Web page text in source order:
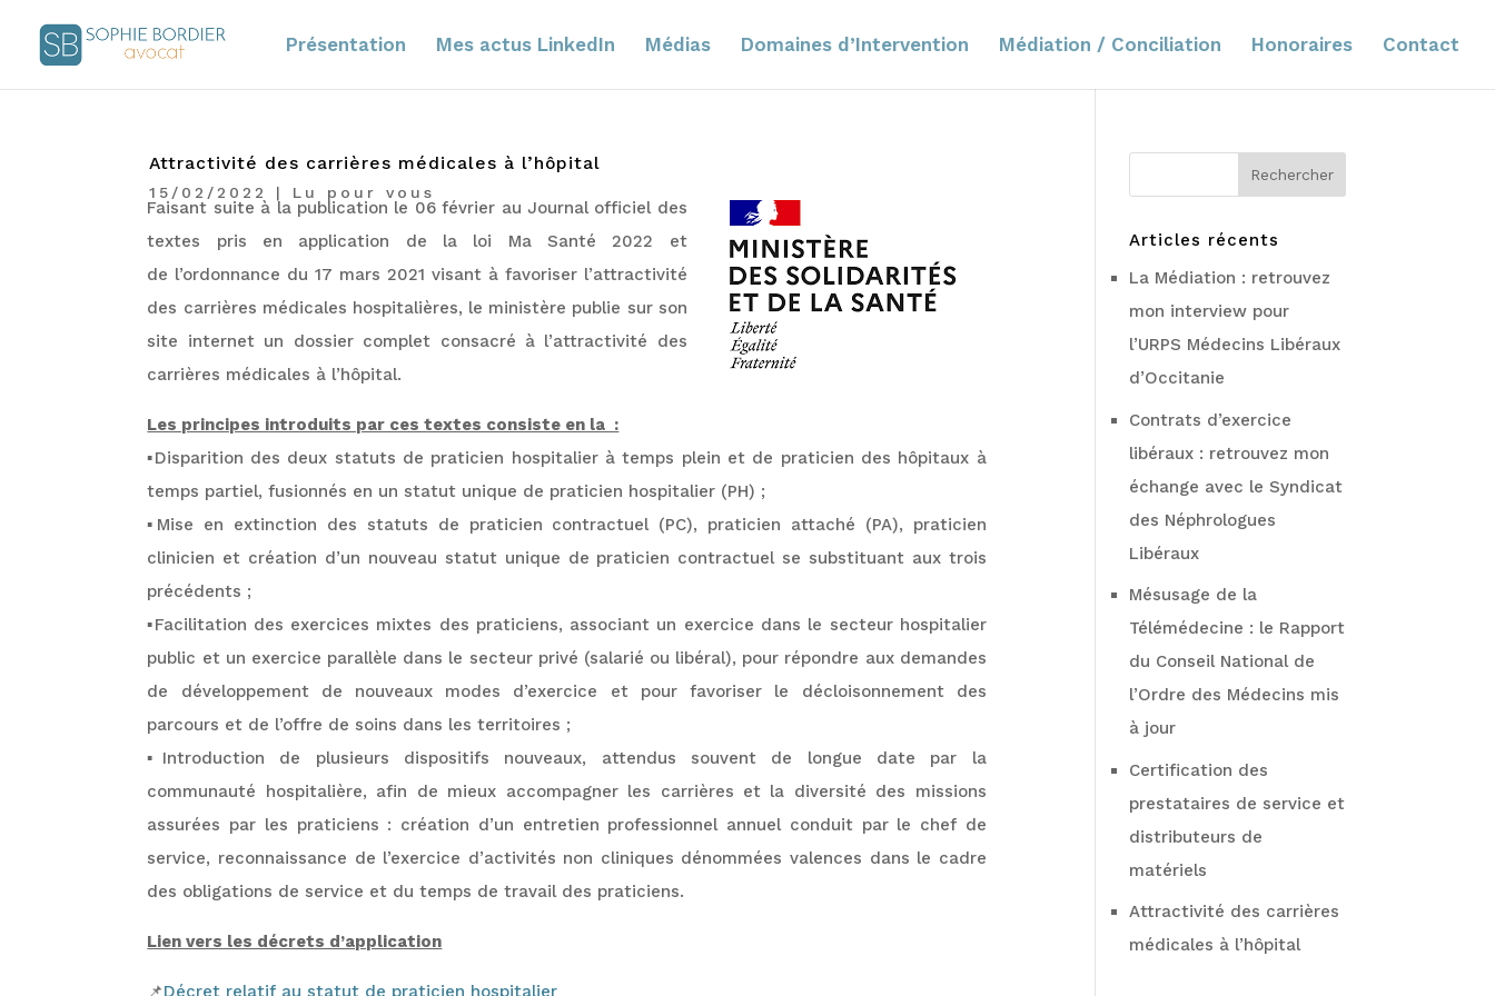
Présentation Mes actus LinkedIn Médias Domaines d’Intervention Médiation / Conciliation Honoraires Contact
Attractivité des carrières médicales à l’hôpital
15/02/2022 | Lu pour vous
Faisant suite à la publication le 06 février au Journal officiel des
textes pris en application de la loi Ma Santé 2022 et
de l’ordonnance du 17 mars 2021 visant à favoriser l’attractivité
des carrières médicales hospitalières, le ministère publie sur son
site internet un dossier complet consacré à l’attractivité des
carrières médicales à l’hôpital.
Les principes introduits par ces textes consiste en la :
▪️Disparition des deux statuts de praticien hospitalier à temps plein et de praticien des hôpitaux à
temps partiel, fusionnés en un statut unique de praticien hospitalier (PH) ;
▪️Mise en extinction des statuts de praticien contractuel (PC), praticien attaché (PA), praticien
clinicien et création d’un nouveau statut unique de praticien contractuel se substituant aux trois
précédents ;
▪️Facilitation des exercices mixtes des praticiens, associant un exercice dans le secteur hospitalier
public et un exercice parallèle dans le secteur privé (salarié ou libéral), pour répondre aux demandes
de développement de nouveaux modes d’exercice et pour favoriser le décloisonnement des
parcours et de l’offre de soins dans les territoires ;
▪️Introduction de plusieurs dispositifs nouveaux, attendus souvent de longue date par la
communauté hospitalière, afin de mieux accompagner les carrières et la diversité des missions
assurées par les praticiens : création d’un entretien professionnel annuel conduit par le chef de
service, reconnaissance de l’exercice d’activités non cliniques dénommées valences dans le cadre
des obligations de service et du temps de travail des praticiens.
Lien vers les décrets d’application
📌Décret relatif au statut de praticien hospitalier
Articles récents
La Médiation : retrouvez
mon interview pour
l’URPS Médecins Libéraux
d’Occitanie
Contrats d’exercice
libéraux : retrouvez mon
échange avec le Syndicat
des Néphrologues
Libéraux
Mésusage de la
Télémédecine : le Rapport
du Conseil National de
l’Ordre des Médecins mis
à jour
Certification des
prestataires de service et
distributeurs de
matériels
Attractivité des carrières
médicales à l’hôpital